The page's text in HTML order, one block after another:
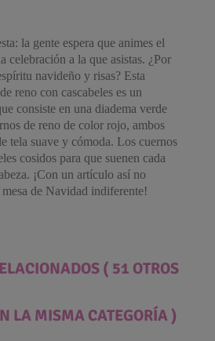
la gente espera que animes el
celebración a la que asistas. ¿Por
navideño y risas? Esta
reno con cascabeles es un
consiste en una diadema verde
de reno de color rojo, ambos
tela suave y cómoda. Los cuernos
cosidos para que suenen cada
¡Con un artículo así no
de Navidad indiferente!
( 51 OTROS
LA MISMA CATEGORÍA )